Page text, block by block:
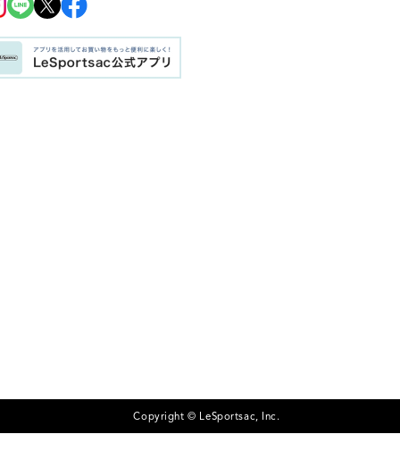
Copyright © LeSportsac, Inc.